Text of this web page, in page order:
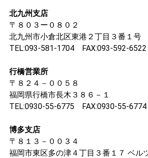
北九州支店
〒８０３ー０８０２
北九州市小倉北区東港２丁目３番１号
TEL:093-581-1704 FAX:093-592-6522
行橋営業所
〒８２４－００５８
福岡県行橋市長木３８６－１
TEL:0930-55-6775 FAX:0930-55-6774
博多支店
〒８１３－００３４
福岡市東区多の津４丁目３番１７ ベル